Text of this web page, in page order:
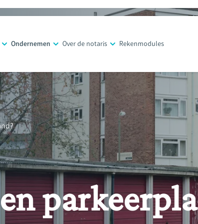
Ondernemen Over de notaris Rekenmodules